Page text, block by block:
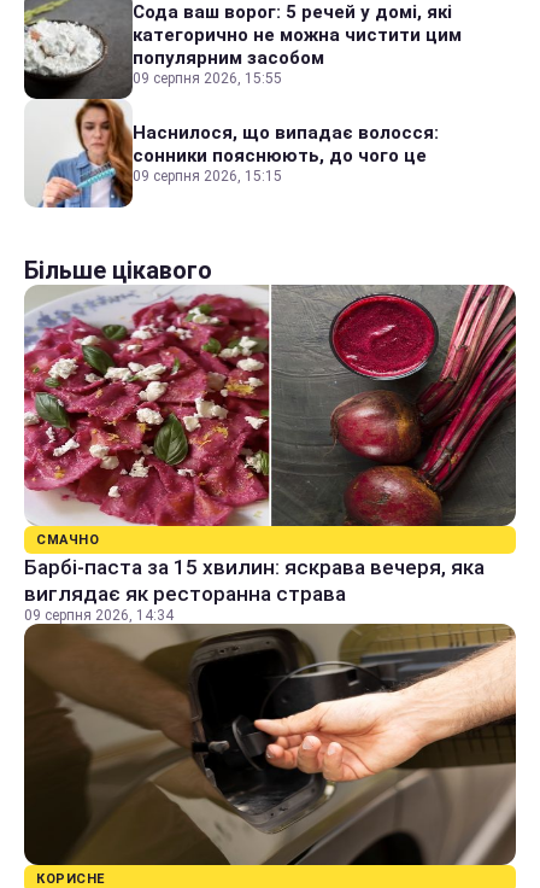
Сода ваш ворог: 5 речей у домі, які
категорично не можна чистити цим
популярним засобом
09 серпня 2026, 15:55
Наснилося, що випадає волосся:
сонники пояснюють, до чого це
09 серпня 2026, 15:15
Більше цікавого
СМАЧНО
Барбі-паста за 15 хвилин: яскрава вечеря, яка
виглядає як ресторанна страва
09 серпня 2026, 14:34
КОРИСНЕ